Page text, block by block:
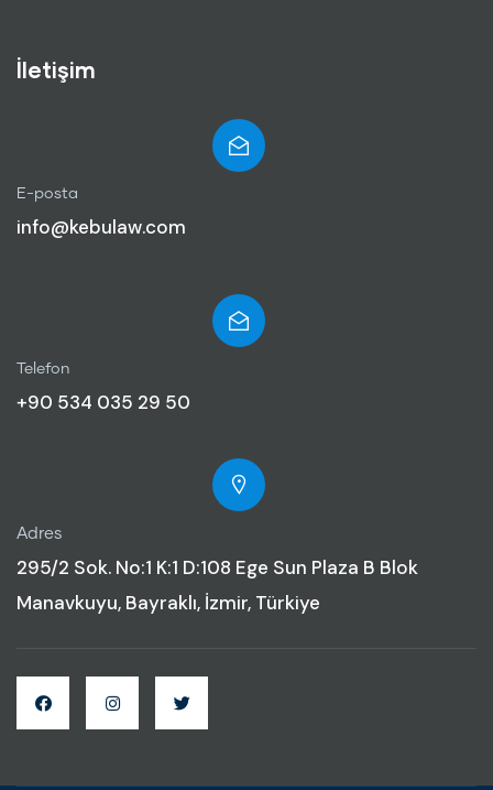
İletişim
E-posta
info@kebulaw.com
Telefon
+90 534 035 29 50
Adres
295/2 Sok. No:1 K:1 D:108 Ege Sun Plaza B Blok
Manavkuyu, Bayraklı, İzmir, Türkiye